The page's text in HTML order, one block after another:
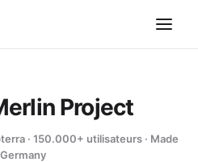
Project
· 150.000+ utilisateurs · Made